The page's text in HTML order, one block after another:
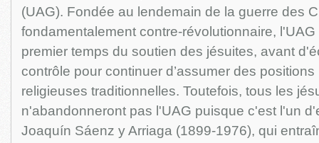
(UAG). Fondée au lendemain de la guerre des
fondamentalement contre-révolutionnaire,
premier temps du soutien des jésuites, avant
contrôle pour continuer d’assumer des
religieuses traditionnelles. Toutefois, tous les
n'abandonneront pas l'UAG puisque c'est l'un
Joaquín Sáenz y Arriaga (1899-1976), qui